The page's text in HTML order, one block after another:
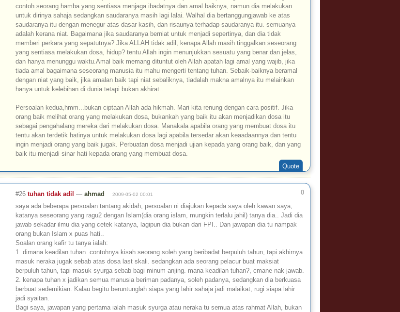
contoh seorang hamba yang sentiasa menjaga ibadatnya dan amal baiknya, namun dia melakukan
untuk dirinya sahaja sedangkan saudaranya masih lagi lalai. Walhal dia bertanggungjawab ke atas
saudaranya itu dengan menegur atas dasar kasih, dan risaunya terhadap saudaranya itu. semuanya
adalah kerana niat. Bagaimana jika saudaranya berniat untuk menjadi sepertinya, dan dia tidak
memberi perkara yang sepatutnya? Jika ALLAH tidak adil, kenapa Allah masih tinggalkan seseorang
yang sentiasa melakukan dosa, hidup? tentu Allah ingin menunjukkan sesuatu yang benar dan jelas,
dan hanya menunggu waktu.Amal baik memang dituntut oleh Allah apatah lagi amal yang wajib, jika
tiada amal bagaimana seseorang manusia itu mahu mengerti tentang tuhan. Sebaik-baiknya beramal
dengan niat yang baik, jika amalan baik tapi niat sebaliknya, tiadalah makna amalnya itu melainkan
hanya untuk kelebihan di dunia tetapi bukan akhirat..
Persoalan kedua,hmm...bukan ciptaan Allah ada hikmah. Mari kita renung dengan cara positif. Jika
orang baik melihat orang yang melakukan dosa, bukankah yang baik itu akan menjadikan dosa itu
sebagai pengahalang mereka dari melakukan dosa. Manakala apabila orang yang membuat dosa itu
tentu akan terdetik hatinya untuk melakukan dosa lagi apabila tersedar akan keaadaannya dan tentu
ingin menjadi orang yang baik jugak. Perbuatan dosa menjadi ujian kepada yang orang baik, dan yang
baik itu menjadi sinar hati kepada orang yang membuat dosa.
Quote
0
#26 tuhan tidak adil — ahmad 2009-05-02 00:01
saya ada beberapa persoalan tantang akidah, persoalan ni diajukan kepada saya oleh kawan saya,
katanya seseorang yang ragu2 dengan Islam(dia orang islam, mungkin terlalu jahil) tanya dia.. Jadi dia
jawab sekadar ilmu dia yang cetek katanya, lagipun dia bukan dari FPI.. Dan jawapan dia tu nampak
orang bukan Islam x puas hati..
Soalan orang kafir tu tanya ialah:
1. dimana keadilan tuhan. contohnya kisah seorang soleh yang beribadat berpuluh tahun, tapi akhirnya
masuk neraka jugak sebab atas dosa last skali. sedangkan ada seorang pelacur buat maksiat
berpuluh tahun, tapi masuk syurga sebab bagi minum anjing. mana keadilan tuhan?, cmane nak jawab.
2. kenapa tuhan x jadikan semua manusia beriman padanya, soleh padanya, sedangkan dia berkuasa
berbuat sedemikian. Kalau begitu beruntunglah siapa yang lahir sahaja jadi malaikat, rugi siapa lahir
jadi syaitan.
Bagi saya, jawapan yang pertama ialah masuk syurga atau neraka tu semua atas rahmat Allah, bukan